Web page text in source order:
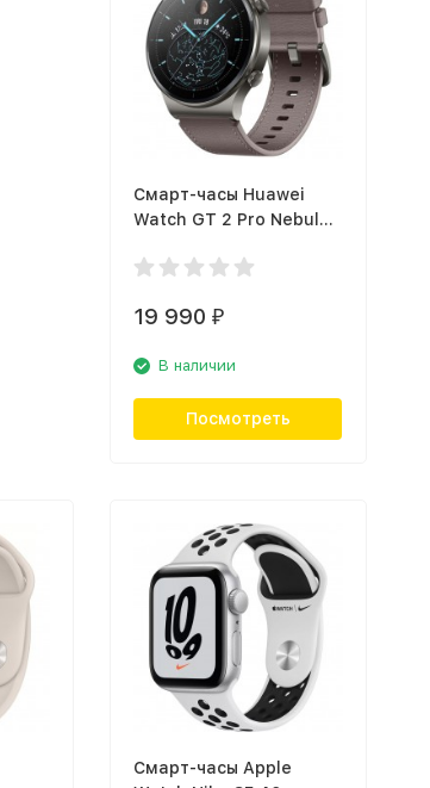
Смарт-часы Huawei
Watch GT 2 Pro Nebula
19 990₽
В наличии
Посмотреть
Смарт-часы Apple